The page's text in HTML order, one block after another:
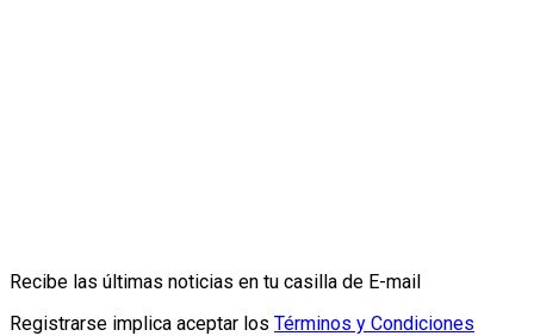
Recibe las últimas noticias en tu casilla de E-mail
Registrarse implica aceptar los Términos y Condiciones